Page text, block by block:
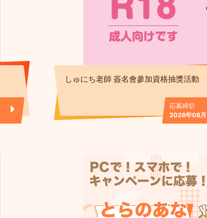
しゅにち老師 簽名會參加資格抽獎活動
応募締切
2026年08